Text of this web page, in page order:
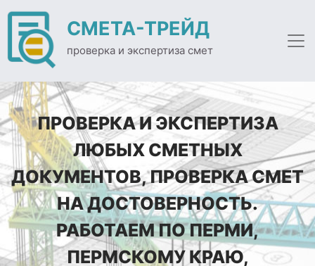
СМЕТА-ТРЕЙД
проверка и экспертиза смет
ПРОВЕРКА И ЭКСПЕРТИЗА
ЛЮБЫХ СМЕТНЫХ
ДОКУМЕНТОВ, ПРОВЕРКА СМЕТ
НА ДОСТОВЕРНОСТЬ.
РАБОТАЕМ ПО ПЕРМИ,
ПЕРМСКОМУ КРАЮ,